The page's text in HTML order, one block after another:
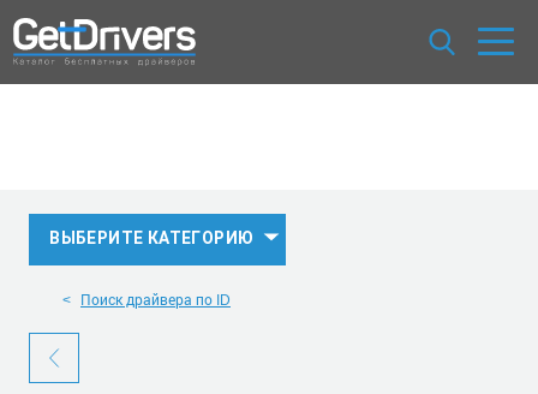
ВЫБЕРИТЕ КАТЕГОРИЮ
Поиск драйвера по ID